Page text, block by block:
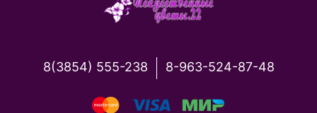
8(3854) 555-238 8-963-524-87-48